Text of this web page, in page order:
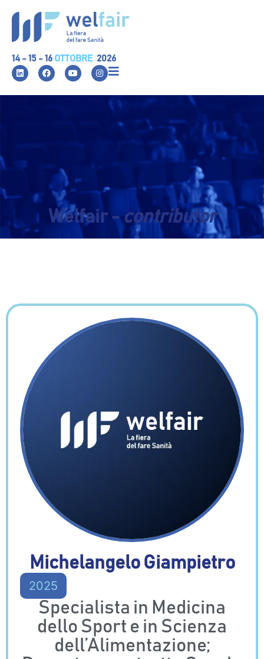
14 - 15 - 16 OTTOBRE 2026
Welfair -contributor
Michelangelo Giampietro
2025
Specialista in Medicina
dello Sport e in Scienza
dell’Alimentazione;